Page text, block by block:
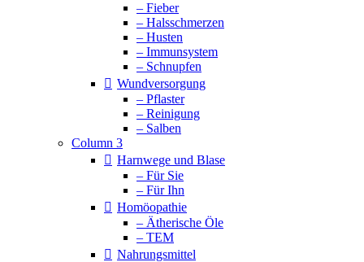
– Fieber
– Halsschmerzen
– Husten
– Immunsystem
– Schnupfen
Wundversorgung
– Pflaster
– Reinigung
– Salben
Column 3
Harnwege und Blase
– Für Sie
– Für Ihn
Homöopathie
– Ätherische Öle
– TEM
Nahrungsmittel